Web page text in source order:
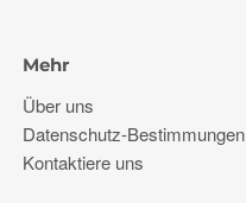
Mehr
Über uns
Datenschutz-Bestimmungen
Kontaktiere uns